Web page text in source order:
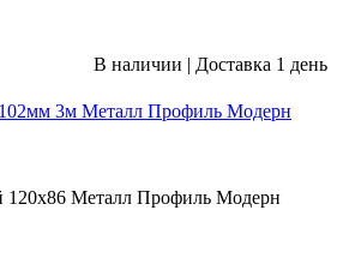
В наличии | Доставка 1 день
3м Металл Профиль Модерн
120x86 Металл Профиль Модерн